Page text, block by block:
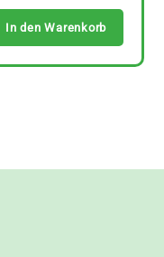
In den Warenkorb